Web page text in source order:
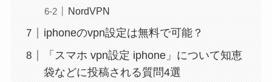
NordVPN
iphoneのvpn設定は無料で可能？
「スマホ vpn設定 iphone」について知恵
袋などに投稿される質問4選